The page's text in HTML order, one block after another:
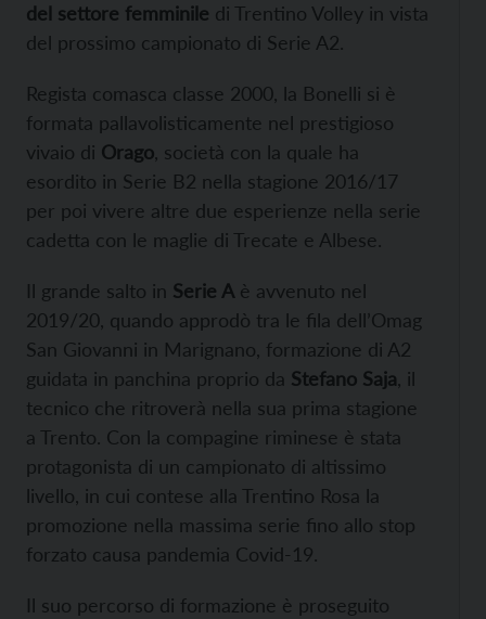
del settore femminile di Trentino Volley in vista
del prossimo campionato di Serie A2.
Regista comasca classe 2000, la Bonelli si è
formata pallavolisticamente nel prestigioso
vivaio di Orago , società con la quale ha
esordito in Serie B2 nella stagione 2016/17
per poi vivere altre due esperienze nella serie
cadetta con le maglie di Trecate e Albese.
Il grande salto in Serie A è avvenuto nel
2019/20, quando approdò tra le fila dell’Omag
San Giovanni in Marignano, formazione di A2
guidata in panchina proprio da Stefano Saja , il
tecnico che ritroverà nella sua prima stagione
a Trento. Con la compagine riminese è stata
protagonista di un campionato di altissimo
livello, in cui contese alla Trentino Rosa la
promozione nella massima serie fino allo stop
forzato causa pandemia Covid-19.
Il suo percorso di formazione è proseguito